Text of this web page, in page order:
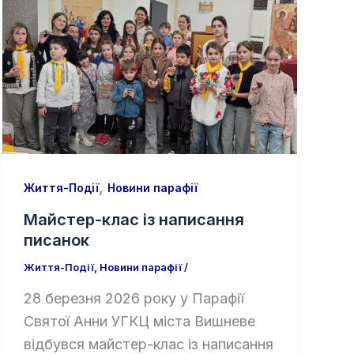
Життя-Події, Новини парафії
Майстер-клас із написання
писанок
Життя-Події, Новини парафії/
28 березня 2026 року у Парафії
Святої Анни УГКЦ міста Вишневе
відбувся майстер-клас із написання